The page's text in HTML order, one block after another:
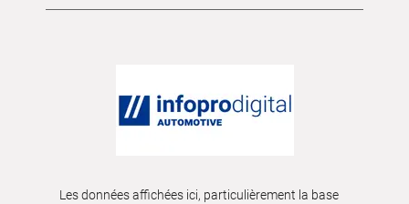
Les données affichées ici, particulièrement la base